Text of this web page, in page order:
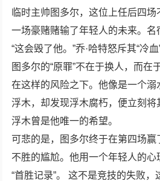
临时主帅图多尔，这位上任后四场
一场豪赌赌输了年轻人的未来。名
“这会毁了他。”乔·哈特怒斥其“冷血”
图多尔的“原罪”不在于换人，而在
在这样的风险之下。他像是一个
浮木，却发现浮木腐朽，便立刻
浮木曾是他唯一的希望。
可悲的是，图多尔终于在第四场
不胜的尴尬。他用一个年轻人的
“首胜记录”。 这不是竞技的失败，